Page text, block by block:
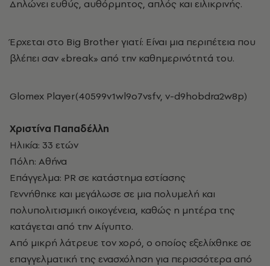
Δηλώνει ευθύς, αυθόρμητος, απλός και ειλικρινής.
Έρχεται στο Big Brother γιατί: Είναι μια περιπέτεια που
βλέπει σαν «break» από την καθημερινότητά του.
Glomex Player(40599v1wl9o7vsfv, v-d9hobdra2w8p)
Χριστίνα Παπαδέλλη
Ηλικία: 33 ετών
Πόλη: Αθήνα
Επάγγελμα: PR σε κατάστημα εστίασης
Γεννήθηκε και μεγάλωσε σε μια πολυμελή και
πολυπολιτισμική οικογένεια, καθώς η μητέρα της
κατάγεται από την Αίγυπτο.
Από μικρή λάτρευε τον χορό, ο οποίος εξελίχθηκε σε
επαγγελματική της ενασχόληση για περισσότερα από